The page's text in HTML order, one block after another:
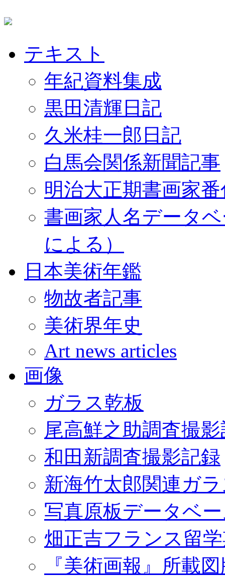
テキスト
年紀資料集成
黒田清輝日記
久米桂一郎日記
白馬会関係新聞記事
明治大正期書画家
書画家人名データ
による）
日本美術年鑑
物故者記事
美術界年史
Art news articles
画像
ガラス乾板
尾高鮮之助調査撮
和田新調査撮影記録
新海竹太郎関連ガ
写真原板データベ
畑正吉フランス留
『美術画報』所載